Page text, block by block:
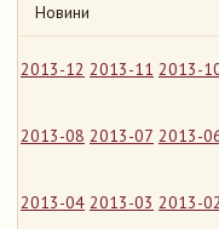
Новини
2013-12 2013-11 2013-
2013-08 2013-07 2013-
2013-04 2013-03 2013-02